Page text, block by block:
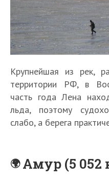
Крупнейшая из рек,
территории РФ, в
часть года Лена
льда, поэтому
слабо, а берега
Амур (5 052